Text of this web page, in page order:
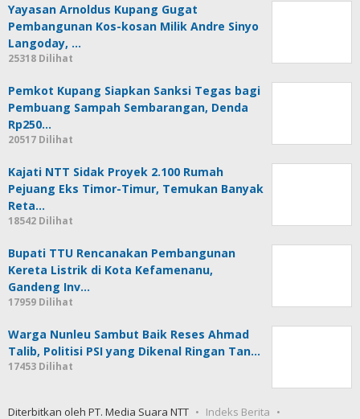
Yayasan Arnoldus Kupang Gugat
Pembangunan Kos-kosan Milik Andre Sinyo
Langoday, …
25318 Dilihat
Pemkot Kupang Siapkan Sanksi Tegas bagi
Pembuang Sampah Sembarangan, Denda
Rp250…
20517 Dilihat
Kajati NTT Sidak Proyek 2.100 Rumah
Pejuang Eks Timor-Timur, Temukan Banyak
Reta…
18542 Dilihat
Bupati TTU Rencanakan Pembangunan
Kereta Listrik di Kota Kefamenanu,
Gandeng Inv…
17959 Dilihat
Warga Nunleu Sambut Baik Reses Ahmad
Talib, Politisi PSI yang Dikenal Ringan Tan…
17453 Dilihat
Diterbitkan oleh PT. Media Suara NTT
Indeks Berita